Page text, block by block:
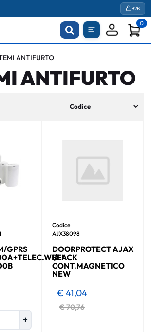
B2B
0
ANTIFURTO
ANTIFURTO
GPRS
FI
Codice
AJX38098
DOORPROTECT AJAX
BLACK
CONT.MAGNETICO
NEW
€ 70,76
€ 41,04